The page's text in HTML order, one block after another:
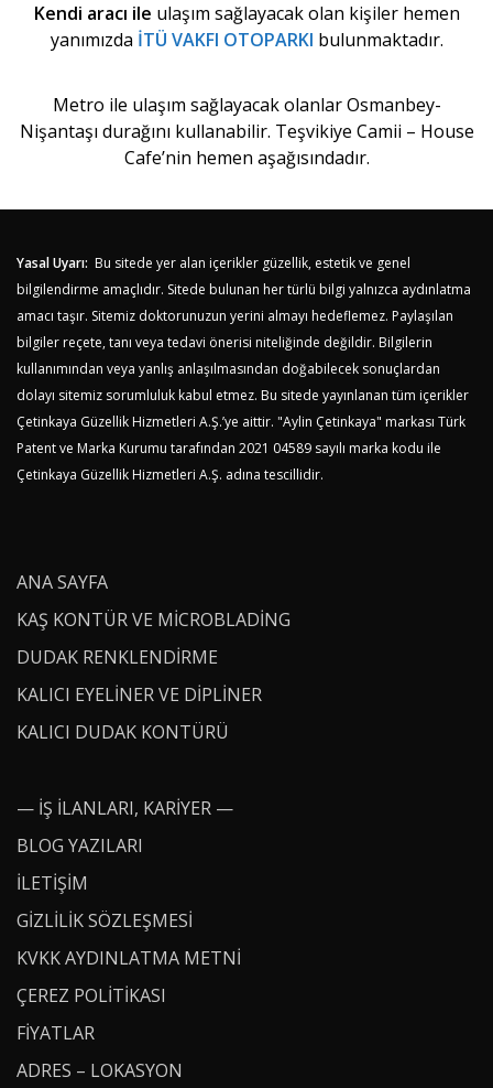
Kendi aracı ile ulaşım sağlayacak olan kişiler hemen
yanımızda İTÜ VAKFI OTOPARKI bulunmaktadır.
Metro ile ulaşım sağlayacak olanlar Osmanbey-
Nişantaşı durağını kullanabilir. Teşvikiye Camii – House
Cafe’nin hemen aşağısındadır.
Yasal Uyarı: Bu sitede yer alan içerikler güzellik, estetik ve genel
bilgilendirme amaçlıdır. Sitede bulunan her türlü bilgi yalnızca aydınlatma
amacı taşır. Sitemiz doktorunuzun yerini almayı hedeflemez. Paylaşılan
bilgiler reçete, tanı veya tedavi önerisi niteliğinde değildir. Bilgilerin
kullanımından veya yanlış anlaşılmasından doğabilecek sonuçlardan
dolayı sitemiz sorumluluk kabul etmez. Bu sitede yayınlanan tüm içerikler
Çetinkaya Güzellik Hizmetleri A.Ş.’ye aittir. "Aylin Çetinkaya" markası Türk
Patent ve Marka Kurumu tarafından 2021 04589 sayılı marka kodu ile
Çetinkaya Güzellik Hizmetleri A.Ş. adına tescillidir.
ANA SAYFA
KAŞ KONTÜR VE MICROBLADING
DUDAK RENKLENDIRME
KALICI EYELINER VE DIPLINER
KALICI DUDAK KONTÜRÜ
— İŞ İLANLARI, KARIYER —
BLOG YAZILARI
İLETİŞİM
GIZLILIK SÖZLEŞMESI
KVKK AYDINLATMA METNI
ÇEREZ POLITIKASI
FIYATLAR
ADRES – LOKASYON